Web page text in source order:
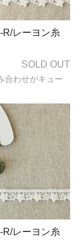
R/レーヨン糸
SOLD OUT
合わせがキュー
R/レーヨン糸